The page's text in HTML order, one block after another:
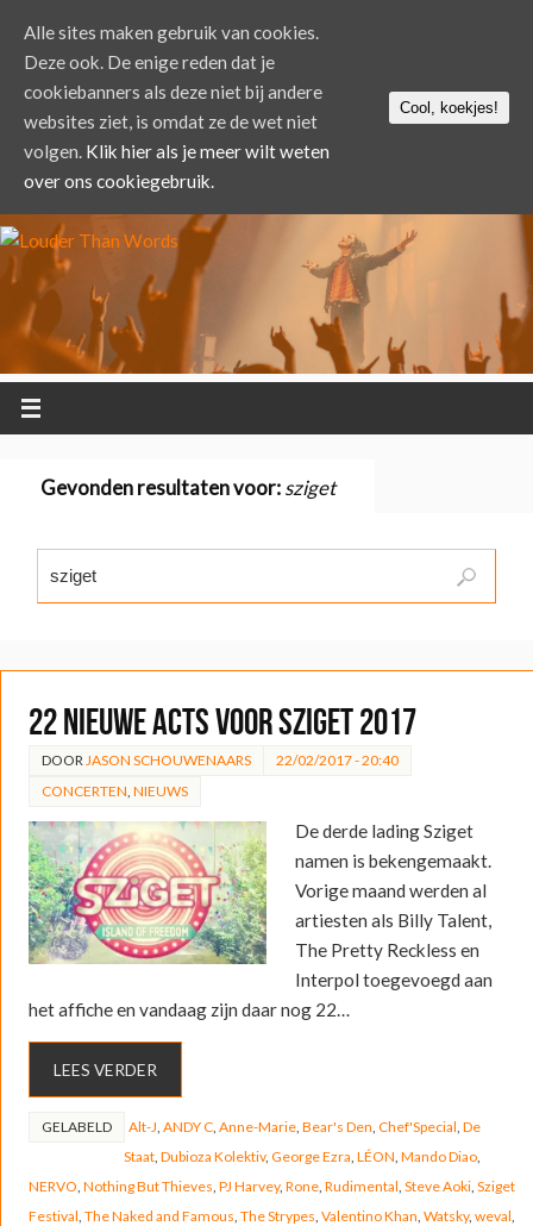
Gevonden resultaten voor:sziget
22 nieuwe acts voor Sziget 2017
DOOR JASON SCHOUWENAARS
22/02/2017 - 20:40
CONCERTEN NIEUWS
De derde lading Sziget
namen is bekengemaakt.
Vorige maand werden al
artiesten als Billy Talent,
The Pretty Reckless en
Interpol toegevoegd aan
het affiche en vandaag zijn daar nog 22…
LEES VERDER
GELABELD Alt-J ANDY C, Anne-Marie, Bear's Den Chef'Special De
Staat, Dubioza Kolektiv, George Ezra LÉON Mando Diao,
NERVO Nothing But Thieves PJ Harvey, Rone, Rudimental Steve Aoki, Sziget
Festival The Naked and Famous The Strypes Valentino Khan Watsky, weval
Alle sites maken gebruik van cookies.
Deze ook. De enige reden dat je
cookiebanners als deze niet bij andere
websites ziet, is omdat ze de wet niet
volgen. Klik hier als je meer wilt weten
over ons cookiegebruik.
Cool, koekjes!